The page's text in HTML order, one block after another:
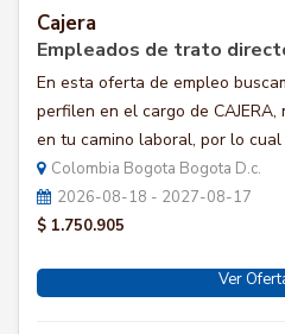
Cajera
Empleados de trato
En esta oferta de empleo
perfilen en el cargo de
en tu camino laboral, por lo cual
Colombia Bogota Bogota D.c.
2026-08-18 - 2027-08-17
$ 1.750.905
Ver